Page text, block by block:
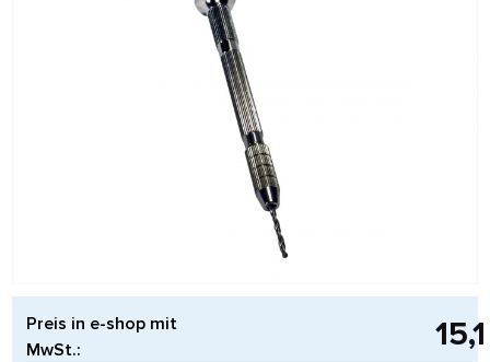
Preis in e-shop mit
MwSt.: